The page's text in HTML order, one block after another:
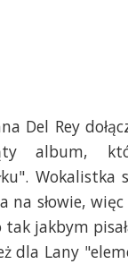
Del Rey
album,
Wokalistka
na słowie,
jakbym
dla Lany